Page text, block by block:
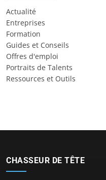
Actualité
Entreprises
Formation
Guides et Conseils
Offres d'emploi
Portraits de Talents
Ressources et Outils
CHASSEUR DE TÊTE